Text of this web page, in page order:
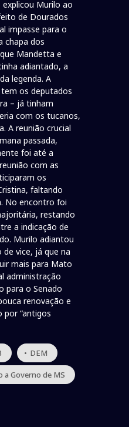
explicou Murilo ao
de Dourados
impasse para o
chapa dos
Mandetta e
adiantado, a
legenda. A
os deputados
– já tinham
com os tucanos,
A reunião crucial
passada,
foi até a
com as
os
faltando
No encontro foi
restando
a indicação de
Murilo adiantou
vice, já que na
mais para Mato
administração
para o Senado
renovação e
por “antigos
• DEM
a Governo de MS